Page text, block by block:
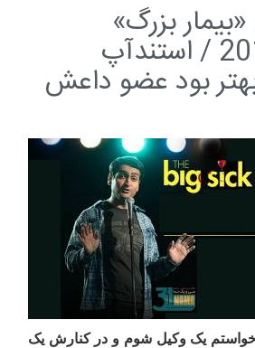
بزرگ»
محصول 2017 / استندآپ
بود عضو داعش
یک وکیل شوم و در کنارش یک